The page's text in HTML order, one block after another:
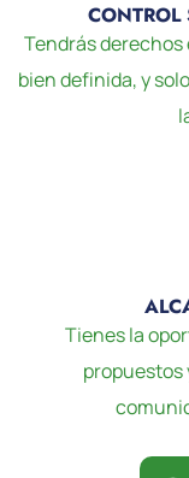
CONTROL
Tendrás
bien definida, y
Tienes la
propuestos